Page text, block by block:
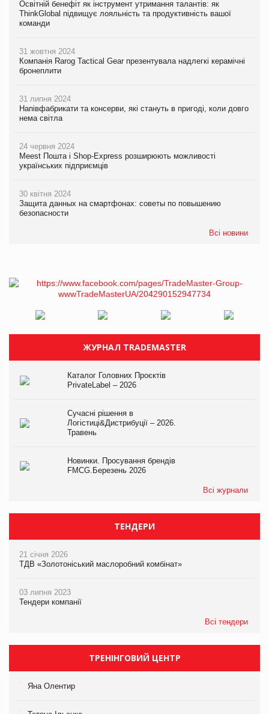
Освітній бенефіт як інструмент утримання талантів: як
ThinkGlobal підвищує лояльність та продуктивність вашої
команди
31 жовтня 2024
Компанія Rarog Tactical Gear презентувала надлегкі керамічні
бронеплити
31 липня 2024
Напівфабрикати та консерви, які стануть в пригоді, коли довго
нема світла
24 червня 2024
Meest Пошта і Shop-Express розширюють можливості
українських підприємців
30 квітня 2024
Защита данных на смартфонах: советы по повышению
безопасности
Всі новини
ЖУРНАЛ TRADEMASTER
Каталог Головних Проєктів
PrivateLabel – 2026
Сучасні рішення в
Логістиці&Дистрибуції – 2026.
Травень
Новинки. Просування брендів
FMCG.Березень 2026
Всі журнали
ТЕНДЕРИ
21 січня 2026
ТДВ «Золотоніський маслоробний комбінат»
03 липня 2023
Тендери компанії
Всі тендери
ТРЕНІНГОВИЙ ЦЕНТР
Яна Олентир